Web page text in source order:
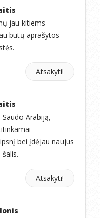
jau kitiems
būtų aprašytos
Atsakyti!
Arabiją,
bei įdėjau naujus
Atsakyti!